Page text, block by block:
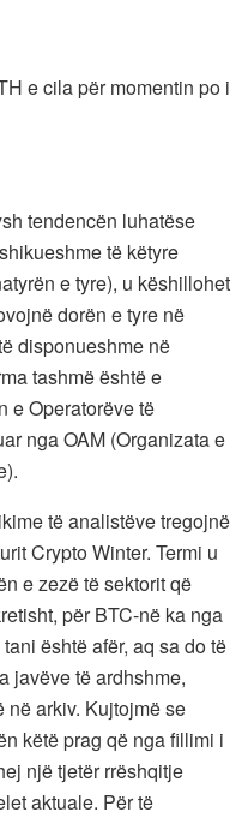
e cila për momentin po i
tendencën luhatëse
të këtyre
e tyre), u këshillohet
dorën e tyre në
disponueshme në
tashmë është e
e Operatorëve të
nga OAM (Organizata e
të analistëve tregojnë
Crypto Winter. Termi u
e zezë të sektorit që
për BTC-në ka nga
është afër, aq sa do të
javëve të ardhshme,
në arkiv. Kujtojmë se
këtë prag që nga fillimi i
një tjetër rrëshqitje
aktuale. Për të